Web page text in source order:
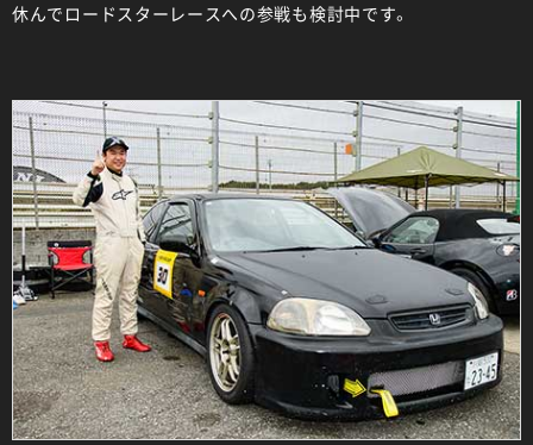
休んでロードスターレースへの参戦も検討中です。